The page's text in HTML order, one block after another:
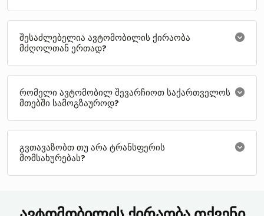
შესაძლებელია ავტომობილის ქირაობა
მძღოლთან ერთად?
რომელი ავტომობილ შევარჩიოთ საქართველოს
მთებში სამოგზაუროდ?
გვთავაზობთ თუ არა ტრანსფერის
მომსახურებას?